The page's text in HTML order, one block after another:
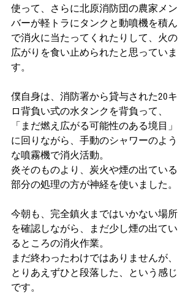
使って、さらに北原消防団の農家メン
バーが軽トラにタンクと動噴機を積ん
で消火に当たってくれたりして、火の
広がりを食い止められたと思っていま
す。
僕自身は、消防署から貸与された20キ
ロ背負い式の水タンクを背負って、
「まだ燃え広がる可能性のある境目」
に回りながら、手動のシャワーのよう
な噴霧機で消火活動。
炎そのものより、炭火や煙の出ている
部分の処理の方が神経を使いました。
今朝も、完全鎮火まではいかない場所
を確認しながら、まだ少し煙の出てい
るところの消火作業。
まだ終わったわけではありませんが、
とりあえずひと段落した、という感じ
です。